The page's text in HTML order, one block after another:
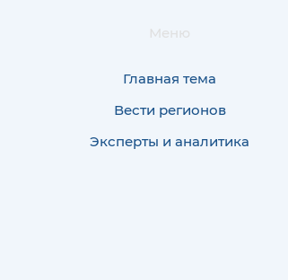
Меню
Главная тема
Вести регионов
Эксперты и аналитика